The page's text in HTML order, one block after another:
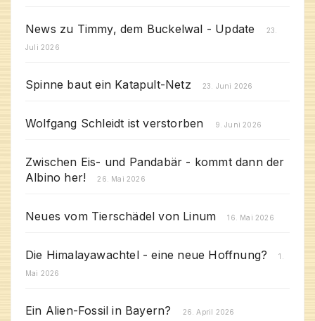
News zu Timmy, dem Buckelwal - Update
23.
Juli 2026
Spinne baut ein Katapult-Netz 23. Juni 2026
Wolfgang Schleidt ist verstorben 9. Juni 2026
Zwischen Eis- und Pandabär - kommt dann der
Albino her!
26. Mai 2026
Neues vom Tierschädel von Linum 16. Mai 2026
Die Himalayawachtel - eine neue Hoffnung?
1.
Mai 2026
Ein Alien-Fossil in Bayern? 26. April 2026